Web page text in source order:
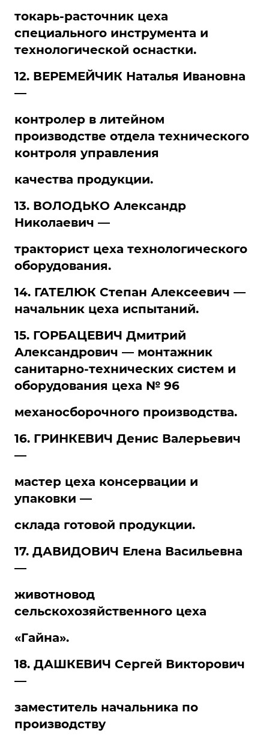
токарь-расточник цеха
специального инструмента и
технологической оснастки.
12. ВЕРЕМЕЙЧИК Наталья Ивановна
—
контролер в литейном
производстве отдела технического
контроля управления
качества продукции.
13. ВОЛОДЬКО Александр
Николаевич —
тракторист цеха технологического
оборудования.
14. ГАТЕЛЮК Степан Алексеевич —
начальник цеха испытаний.
15. ГОРБАЦЕВИЧ Дмитрий
Александрович — монтажник
санитарно-технических систем и
оборудования цеха № 96
механосборочного производства.
16. ГРИНКЕВИЧ Денис Валерьевич
—
мастер цеха консервации и
упаковки —
склада готовой продукции.
17. ДАВИДОВИЧ Елена Васильевна
—
животновод
сельскохозяйственного цеха
«Гайна».
18. ДАШКЕВИЧ Сергей Викторович
—
заместитель начальника по
производству